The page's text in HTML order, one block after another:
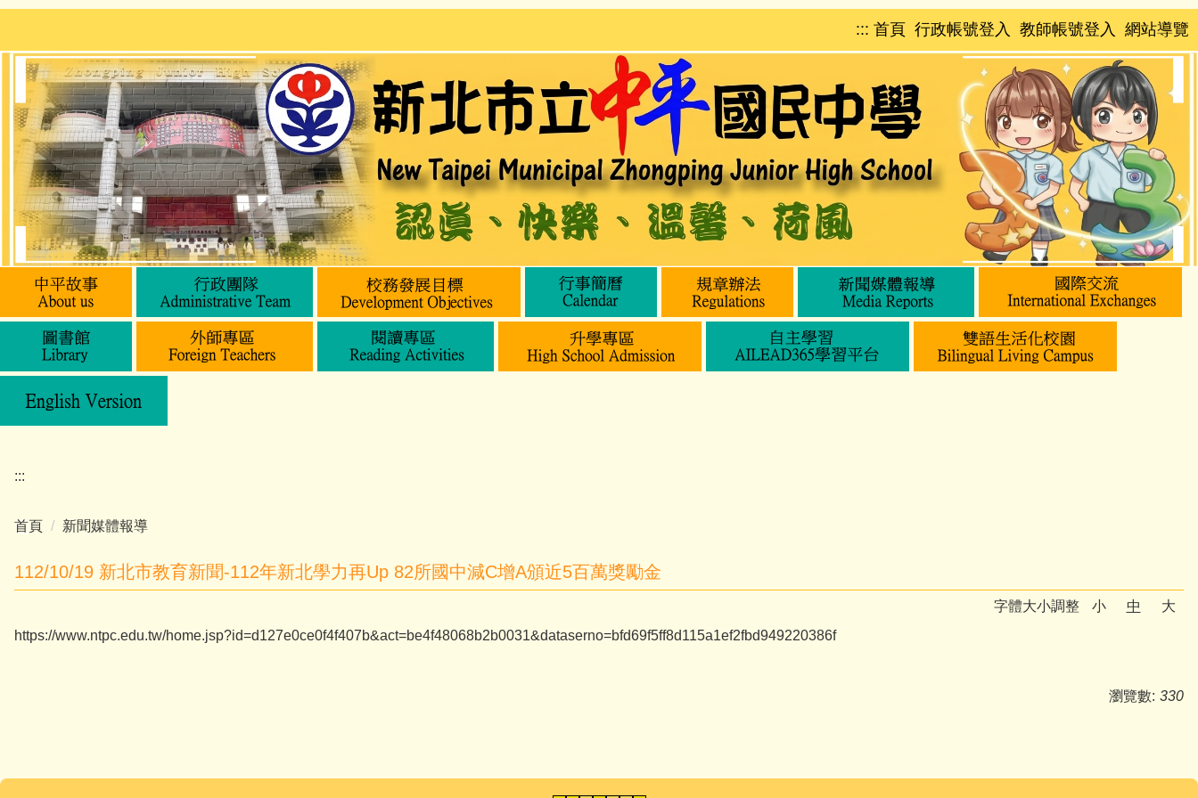
跳
主
內
容
區
::: 首頁 行政帳號登入 教師帳號登入 網站導覽
:::
首頁 新聞媒體報導
112/10/19 新北市教育新聞-112年新北學力再Up 82所國中減C增A頒近5百萬獎勵金
字體大小調整 小 中
大
https://www.ntpc.edu.tw/home.jsp?id=d127e0ce0f4f407b&act=be4f48068b2b0031&dataserno=bfd69f5ff8d115a1ef2fbd949220386f
瀏覽數: 330